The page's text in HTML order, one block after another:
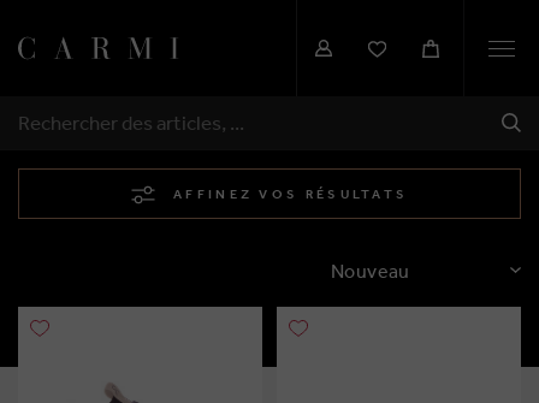
RECHERCHER
AFFINEZ VOS RÉSULTATS
TRIER